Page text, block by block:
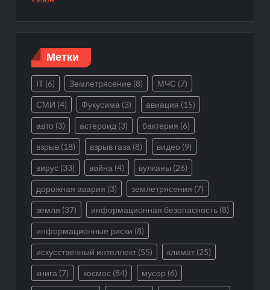
Метки
IT (6) Землетрясение (8) МЧС (7)
СМИ (4) Фукусима (3) авиация (15)
авто (3) астероид (3) бактерия (6)
взрыв (18) взрыв газа (8) видео (9)
вирус (33) война (4) вулканы (26)
дорожная авария (3) землетрясения (7)
земля (37) информационная безопасность (8)
информационные риски (8)
искусственный интеллект (55) климат (25)
книга (7) космос (84) мусор (6)